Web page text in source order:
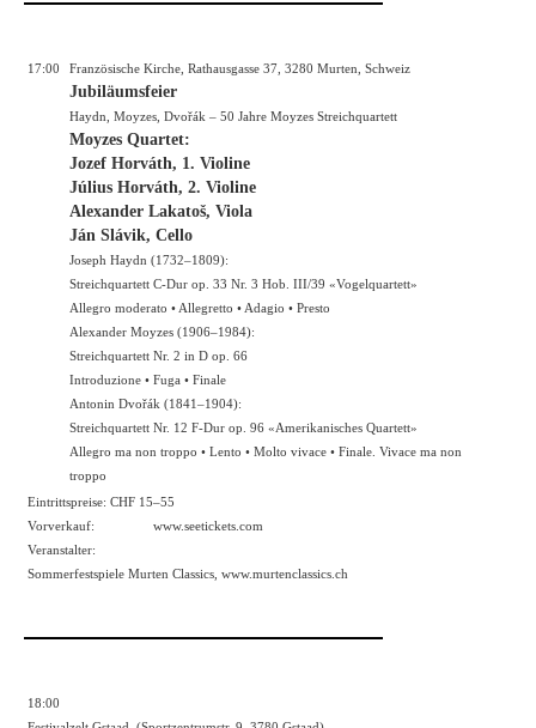
17:00 Französische Kirche, Rathausgasse 37, 3280 Murten, Schweiz
Jubiläumsfeier
Haydn, Moyzes, Dvořák – 50 Jahre Moyzes Streichquartett
Moyzes Quartet:
Jozef Horváth, 1. Violine
Július Horváth, 2. Violine
Alexander Lakatoš, Viola
Ján Slávik, Cello
Joseph Haydn (1732–1809):
Streichquartett C-Dur op. 33 Nr. 3 Hob. III/39 «Vogelquartett»
Allegro moderato • Allegretto • Adagio • Presto
Alexander Moyzes (1906–1984):
Streichquartett Nr. 2 in D op. 66
Introduzione • Fuga • Finale
Antonin Dvořák (1841–1904):
Streichquartett Nr. 12 F-Dur op. 96 «Amerikanisches Quartett»
Allegro ma non troppo • Lento • Molto vivace • Finale. Vivace ma non
troppo
Eintrittspreise: CHF 15–55
Vorverkauf:
www.seetickets.com
Veranstalter:
Sommerfestspiele Murten Classics, www.murtenclassics.ch
18:00